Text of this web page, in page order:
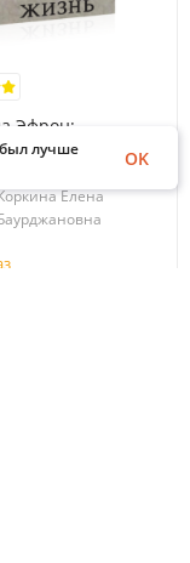
Эфрон:
жизнь
Елена
лучше
OK